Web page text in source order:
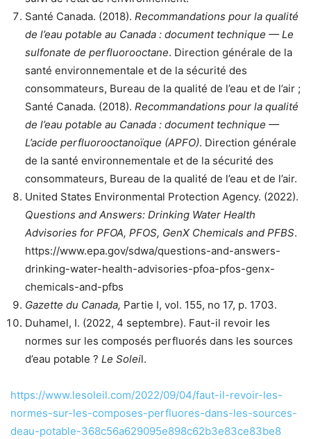
Santé Canada. (2018). Recommandations pour la qualité
de l’eau potable au Canada : document technique — Le
sulfonate de perfluorooctane. Direction générale de la
santé environnementale et de la sécurité des
consommateurs, Bureau de la qualité de l’eau et de l’air ;
Santé Canada. (2018). Recommandations pour la qualité
de l’eau potable au Canada : document technique —
L’acide perfluorooctanoïque (APFO). Direction générale
de la santé environnementale et de la sécurité des
consommateurs, Bureau de la qualité de l’eau et de l’air.
United States Environmental Protection Agency. (2022).
Questions and Answers: Drinking Water Health
Advisories for PFOA, PFOS, GenX Chemicals and PFBS.
https://www.epa.gov/sdwa/questions-and-answers-
drinking-water-health-advisories-pfoa-pfos-genx-
chemicals-and-pfbs
Gazette du Canada, Partie I, vol. 155, no 17, p. 1703.
Duhamel, I. (2022, 4 septembre). Faut-il revoir les
normes sur les composés perfluorés dans les sources
d’eau potable ? Le Soleil.
https://www.lesoleil.com/2022/09/04/faut-il-revoir-les-
normes-sur-les-composes-perfluores-dans-les-sources-
deau-potable-368c56a629095e898c62b3e83ce83be8